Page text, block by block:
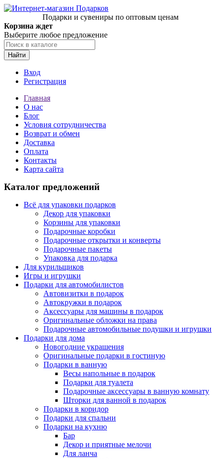
Подарки и сувениры по оптовым ценам
Корзина ждет
Выберите любое предложение
Найти
Вход
Регистрация
Главная
О нас
Блог
Условия сотрудничества
Возврат и обмен
Доставка
Оплата
Контакты
Карта сайта
Каталог предложений
Всё для упаковки подарков
Декор для упаковки
Корзины для упаковки
Подарочные коробки
Подарочные открытки и конверты
Подарочные пакеты
Упаковка для подарка
Для курильщиков
Игры и игрушки
Подарки для автомобилистов
Автовизитки в подарок
Автокружки в подарок
Аксессуары для машины в подарок
Оригинальные обложки на права
Подарочные автомобильные подушки и игрушки
Подарки для дома
Новогодние украшения
Оригинальные подарки в гостиную
Подарки в ванную
Весы напольные в подарок
Подарки для туалета
Подарочные аксессуары в ванную комнату
Шторки для ванной в подарок
Подарки в коридор
Подарки для спальни
Подарки на кухню
Бар
Декор и приятные мелочи
Для ланча